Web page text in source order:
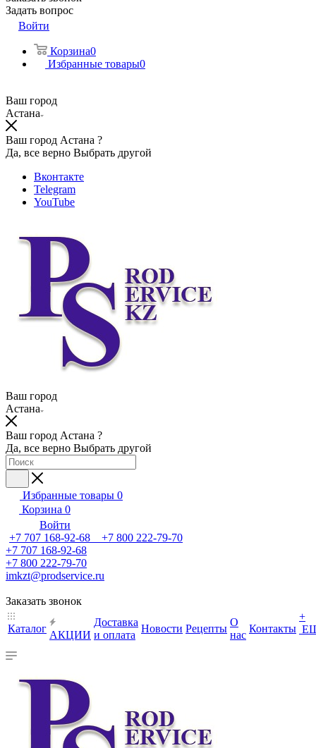
Задать вопрос
Войти
Корзина0
Избранные товары0
Ваш город
Астана
Ваш город Астана ?
Да, все верно Выбрать другой
Вконтакте
Telegram
YouTube
Ваш город
Астана
Ваш город Астана ?
Да, все верно Выбрать другой
Избранные товары 0
Корзина 0
Войти
+7 707 168-92-68 +7 800 222-79-70
+7 707 168-92-68
+7 800 222-79-70
imkzt@prodservice.ru
Заказать звонок
Каталог
АКЦИИ
Доставка
и оплата
Новости Рецепты
О
нас
Контакты
+